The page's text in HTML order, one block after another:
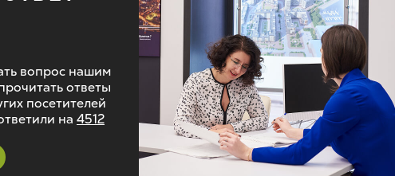
вопрос нашим
ответы
посетителей
на 4512